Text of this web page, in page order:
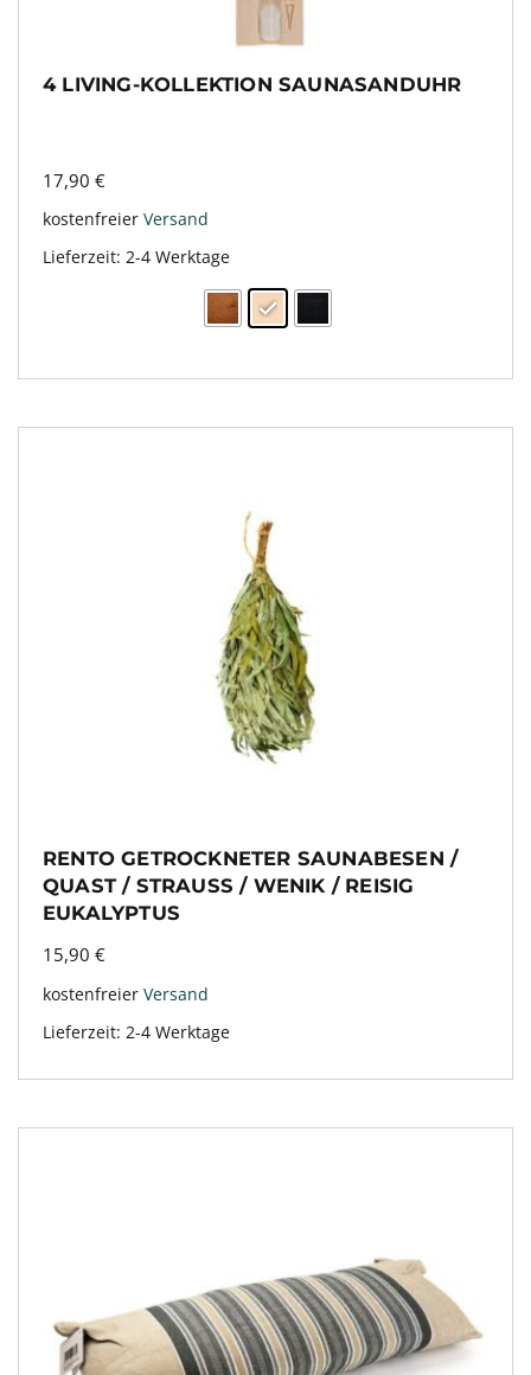
4 LIVING-KOLLEKTION SAUNASANDUHR
17,90 €
kostenfreier Versand
Lieferzeit: 2-4 Werktage
RENTO GETROCKNETER SAUNABESEN /
QUAST / STRAUSS / WENIK / REISIG E
UKALYPTUS
15,90 €
kostenfreier Versand
Lieferzeit: 2-4 Werktage